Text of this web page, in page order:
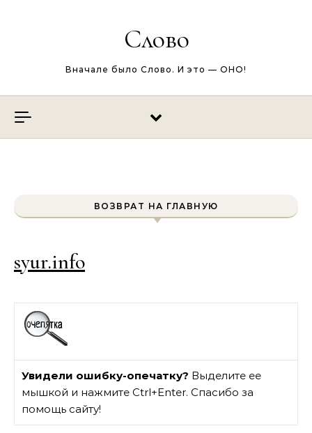
Слово
Вначале было Слово. И это — ОНО!
ВОЗВРАТ НА ГЛАВНУЮ
syur.info
Увидели ошибку-опечатку? Выделите ее
мышкой и нажмите Ctrl+Enter. Спасибо за
помощь сайту!